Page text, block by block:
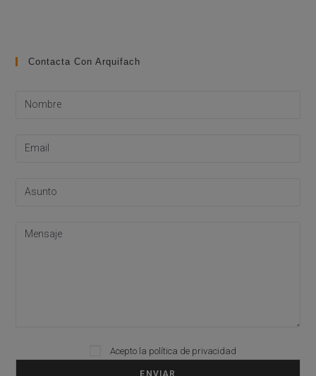
Contacta Con Arquifach
Please leave this field empty.
Acepto la política de privacidad